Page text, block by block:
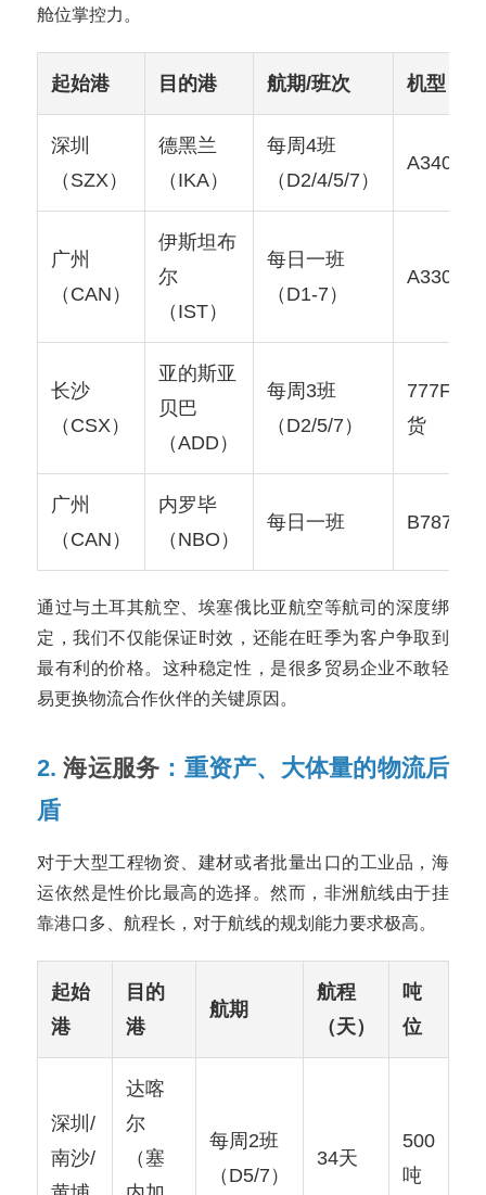
舱位掌控力。
起始港 目的港 航期/班次 机型
深圳
（SZX）
德黑兰
（IKA）
每周4班
（D2/4/5/7）
A340
广州
（CAN）
伊斯坦布
尔
（IST）
每日一班
（D1-7）
A330F/
长沙
（CSX）
亚的斯亚
贝巴
（ADD）
每周3班
（D2/5/7）
777F/客
货
广州
（CAN）
内罗毕
（NBO）
每日一班 B787
通过与土耳其航空、埃塞俄比亚航空等航司的深度绑
定，我们不仅能保证时效，还能在旺季为客户争取到
最有利的价格。这种稳定性，是很多贸易企业不敢轻
易更换物流合作伙伴的关键原因。
2.海运服务 ：重资产、大体量的物流后
盾
对于大型工程物资、建材或者批量出口的工业品，海
运依然是性价比最高的选择。然而，非洲航线由于挂
靠港口多、航程长，对于航线的规划能力要求极高。
起始
港
目的
港
航期
航程
（天）
吨
位
深圳/
南沙/
达喀
尔
（塞
每周2班
（D5/7）
34天
500
吨